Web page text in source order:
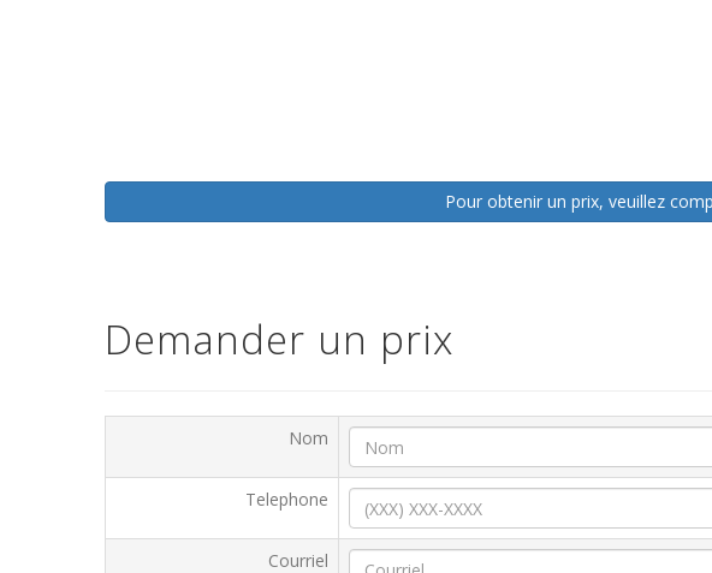
Pour obtenir un prix, veuillez
Demander un prix
Nom
Telephone
Courriel